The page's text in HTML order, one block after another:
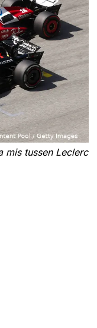
mis tussen Leclerc